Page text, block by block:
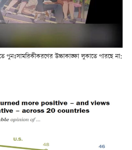
পুনঃসামরিকীকরণের উচ্চাকাঙ্ক্ষা লুকাতে পারছে না: